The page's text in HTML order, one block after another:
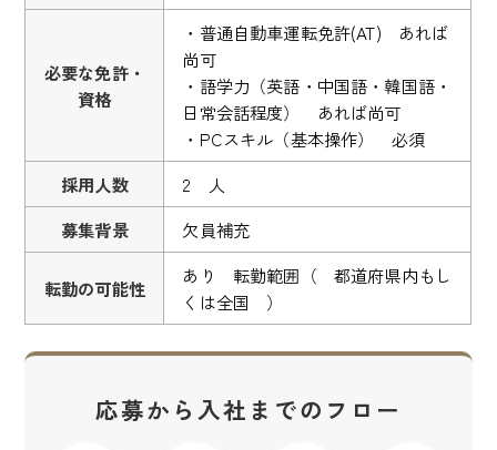
必要な免許・
資格
・普通自動車運転免許(AT) あれば
尚可
・語学力（英語・中国語・韓国語・
日常会話程度） あれば尚可
・PCスキル（基本操作） 必須
採用人数
2 人
募集背景
欠員補充
転勤の可能性
あり 転勤範囲（ 都道府県内もし
くは全国 ）
応募から入社までのフロー